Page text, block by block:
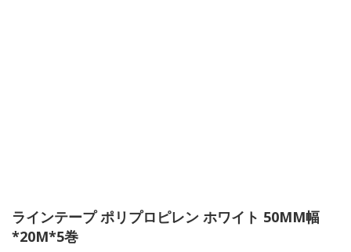
ラインテープ ポリプロピレン ホワイト 50MM幅
*20M*5巻